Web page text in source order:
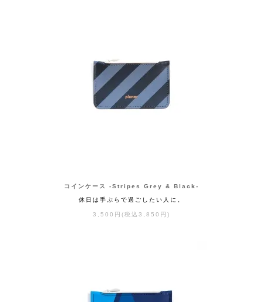
コインケース -Stripes Grey & Black-
休日は手ぶらで過ごしたい人に。
3,500円(税込3,850円)